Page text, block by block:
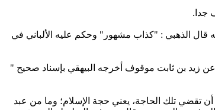
قال الذهبي : "كذاب مشهور" وحكم عليه الألباني في
عن زيد بن ثابت موقوف أخرجه البيهقي بإسناد صحيح "
أن تقضي تلك الحاجة، يعني حجة الإسلام؛ وما من عبد